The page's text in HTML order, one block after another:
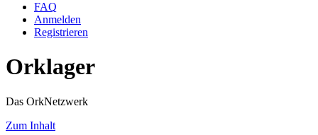
FAQ
Anmelden
Registrieren
Orklager
Das OrkNetzwerk
Zum Inhalt